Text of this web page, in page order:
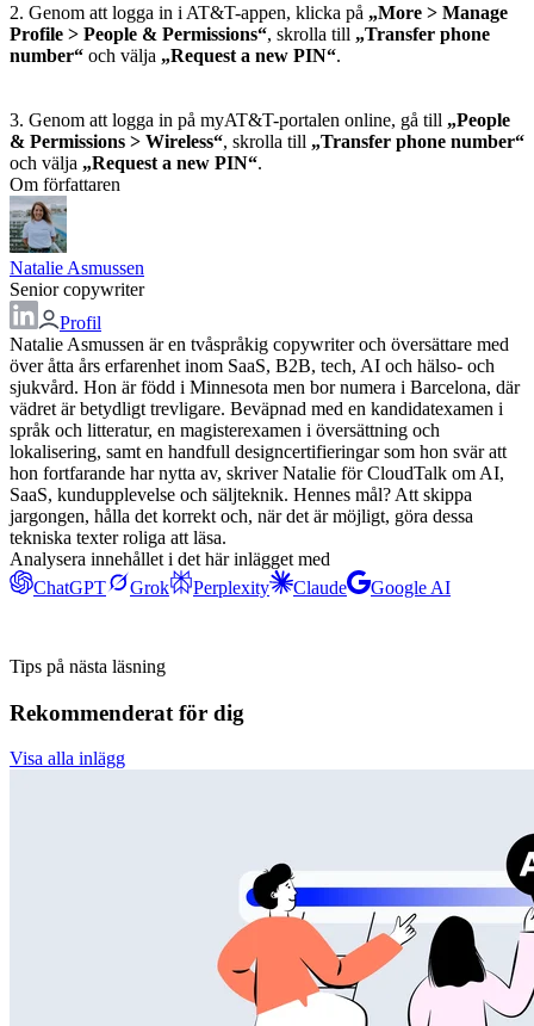
2. Genom att logga in i AT&T-appen, klicka på „More > Manage
Profile > People & Permissions“, skrolla till „Transfer phone
number“ och välja „Request a new PIN“.
3. Genom att logga in på myAT&T-portalen online, gå till „People
& Permissions > Wireless“, skrolla till „Transfer phone number“
och välja „Request a new PIN“.
Om författaren
Natalie Asmussen
Senior copywriter
Profil
Natalie Asmussen är en tvåspråkig copywriter och översättare med
över åtta års erfarenhet inom SaaS, B2B, tech, AI och hälso- och
sjukvård. Hon är född i Minnesota men bor numera i Barcelona, där
vädret är betydligt trevligare. Beväpnad med en kandidatexamen i
språk och litteratur, en magisterexamen i översättning och
lokalisering, samt en handfull designcertifieringar som hon svär att
hon fortfarande har nytta av, skriver Natalie för CloudTalk om AI,
SaaS, kundupplevelse och säljteknik. Hennes mål? Att skippa
jargongen, hålla det korrekt och, när det är möjligt, göra dessa
tekniska texter roliga att läsa.
Analysera innehållet i det här inlägget med
ChatGPT
Grok Perplexity Claude Google AI
Tips på nästa läsning
Rekommenderat för dig
Visa alla inlägg